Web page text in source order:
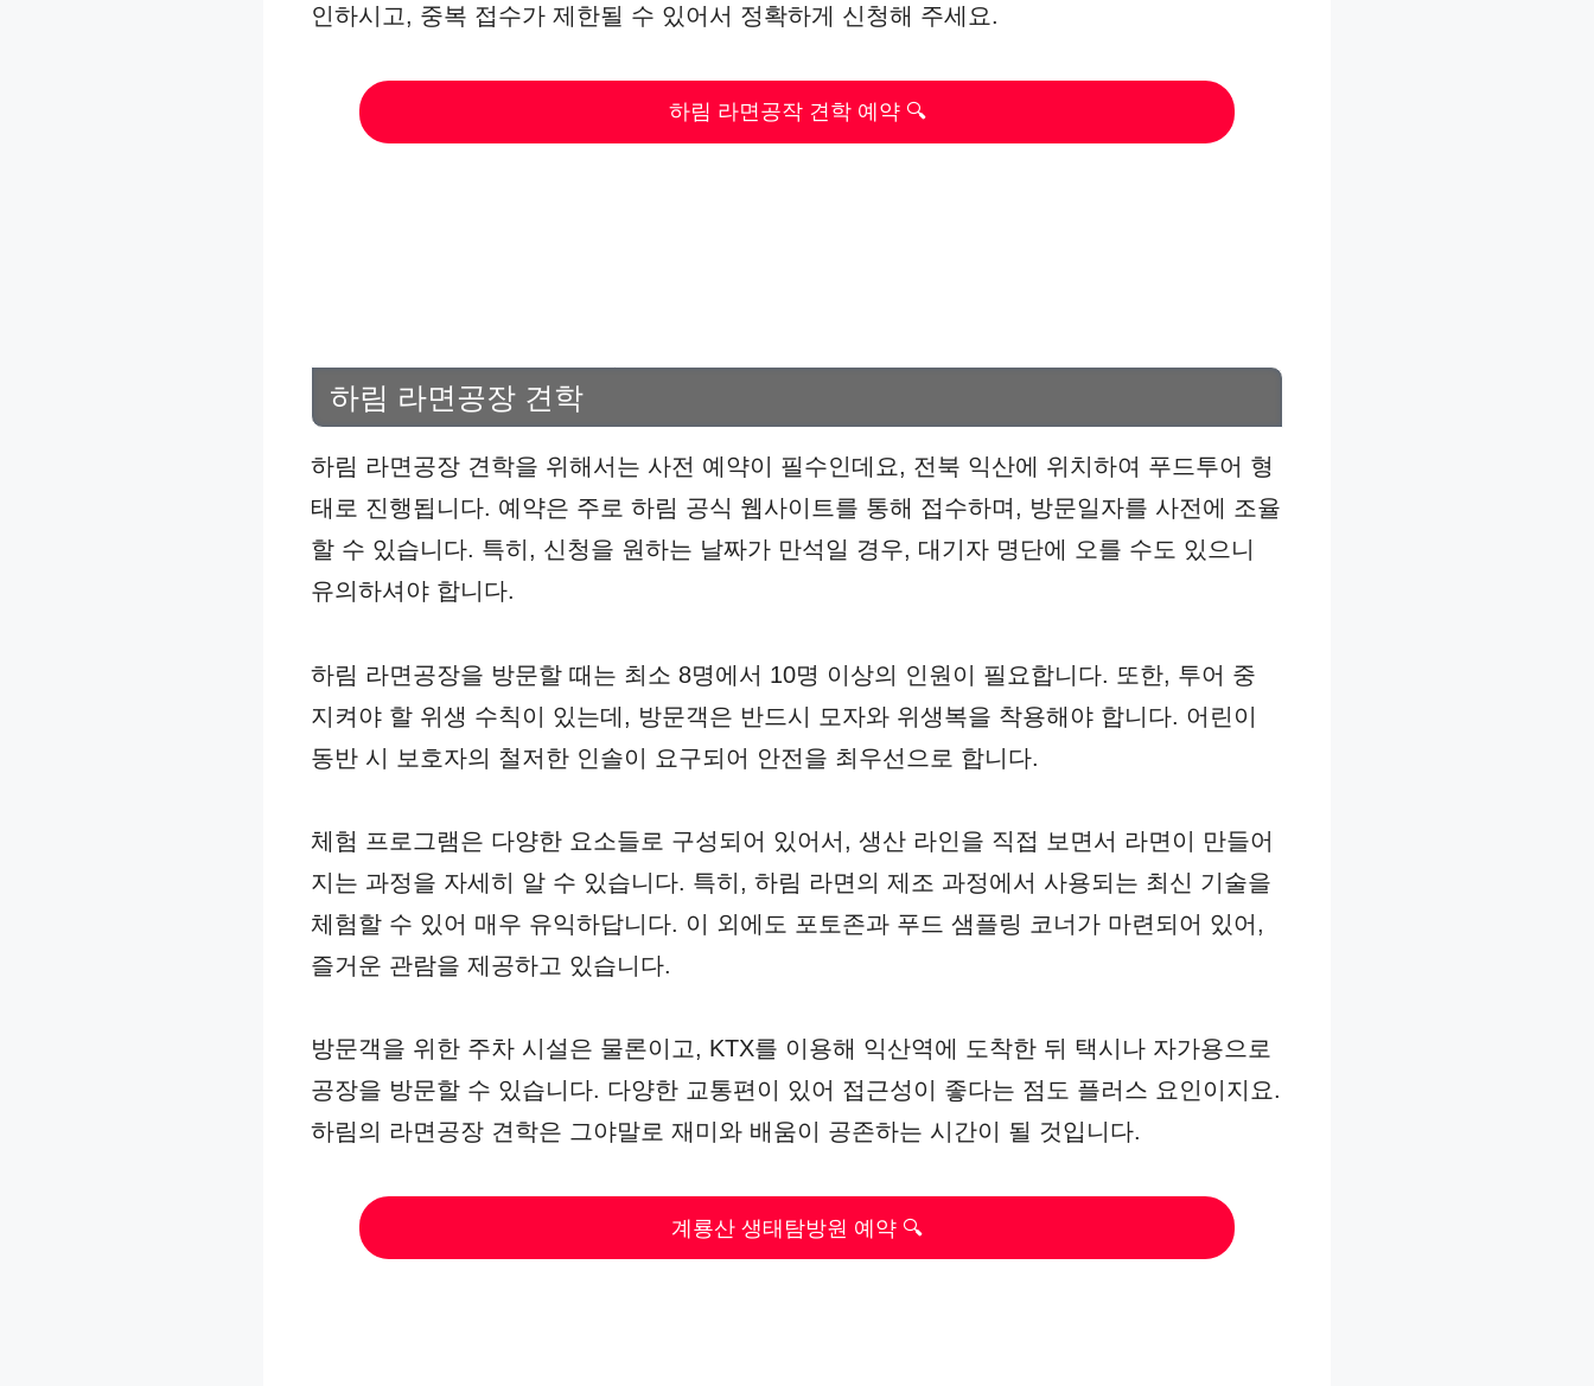
인하시고, 중복 접수가 제한될 수 있어서 정확하게 신청해 주세요.
하림 라면공작 견학 예약 🔍
하림 라면공장 견학
하림 라면공장 견학을 위해서는 사전 예약이 필수인데요, 전북 익산에 위치하여 푸드투어 형
태로 진행됩니다. 예약은 주로 하림 공식 웹사이트를 통해 접수하며, 방문일자를 사전에 조율
할 수 있습니다. 특히, 신청을 원하는 날짜가 만석일 경우, 대기자 명단에 오를 수도 있으니
유의하셔야 합니다.
하림 라면공장을 방문할 때는 최소 8명에서 10명 이상의 인원이 필요합니다. 또한, 투어 중
지켜야 할 위생 수칙이 있는데, 방문객은 반드시 모자와 위생복을 착용해야 합니다. 어린이
동반 시 보호자의 철저한 인솔이 요구되어 안전을 최우선으로 합니다.
체험 프로그램은 다양한 요소들로 구성되어 있어서, 생산 라인을 직접 보면서 라면이 만들어
지는 과정을 자세히 알 수 있습니다. 특히, 하림 라면의 제조 과정에서 사용되는 최신 기술을
체험할 수 있어 매우 유익하답니다. 이 외에도 포토존과 푸드 샘플링 코너가 마련되어 있어,
즐거운 관람을 제공하고 있습니다.
방문객을 위한 주차 시설은 물론이고, KTX를 이용해 익산역에 도착한 뒤 택시나 자가용으로
공장을 방문할 수 있습니다. 다양한 교통편이 있어 접근성이 좋다는 점도 플러스 요인이지요.
하림의 라면공장 견학은 그야말로 재미와 배움이 공존하는 시간이 될 것입니다.
계룡산 생태탐방원 예약 🔍